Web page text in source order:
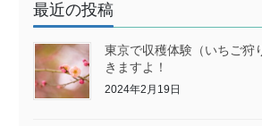
最近の投稿
東京で収穫体験（いちご狩
きますよ！
2024年2月19日